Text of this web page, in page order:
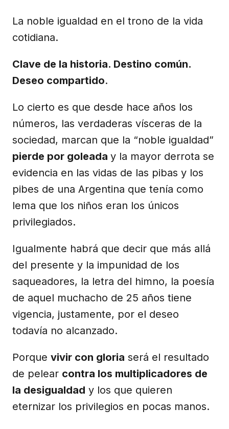
La noble igualdad en el trono de la vida
cotidiana.
Clave de la historia. Destino común.
Deseo compartido.
Lo cierto es que desde hace años los
números, las verdaderas vísceras de la
sociedad, marcan que la “noble igualdad”
pierde por goleada y la mayor derrota se
evidencia en las vidas de las pibas y los
pibes de una Argentina que tenía como
lema que los niños eran los únicos
privilegiados.
Igualmente habrá que decir que más allá
del presente y la impunidad de los
saqueadores, la letra del himno, la poesía
de aquel muchacho de 25 años tiene
vigencia, justamente, por el deseo
todavía no alcanzado.
Porque vivir con gloria será el resultado
de pelear contra los multiplicadores de
la desigualdad y los que quieren
eternizar los privilegios en pocas manos.